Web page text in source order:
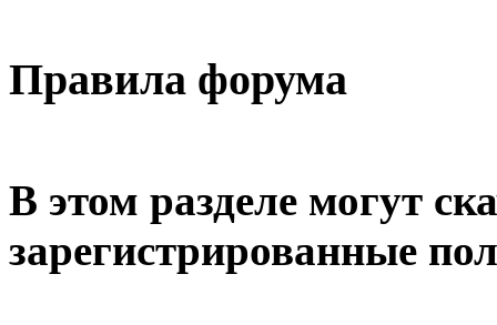
Правила форума
В этом разделе могут
зарегистрированные